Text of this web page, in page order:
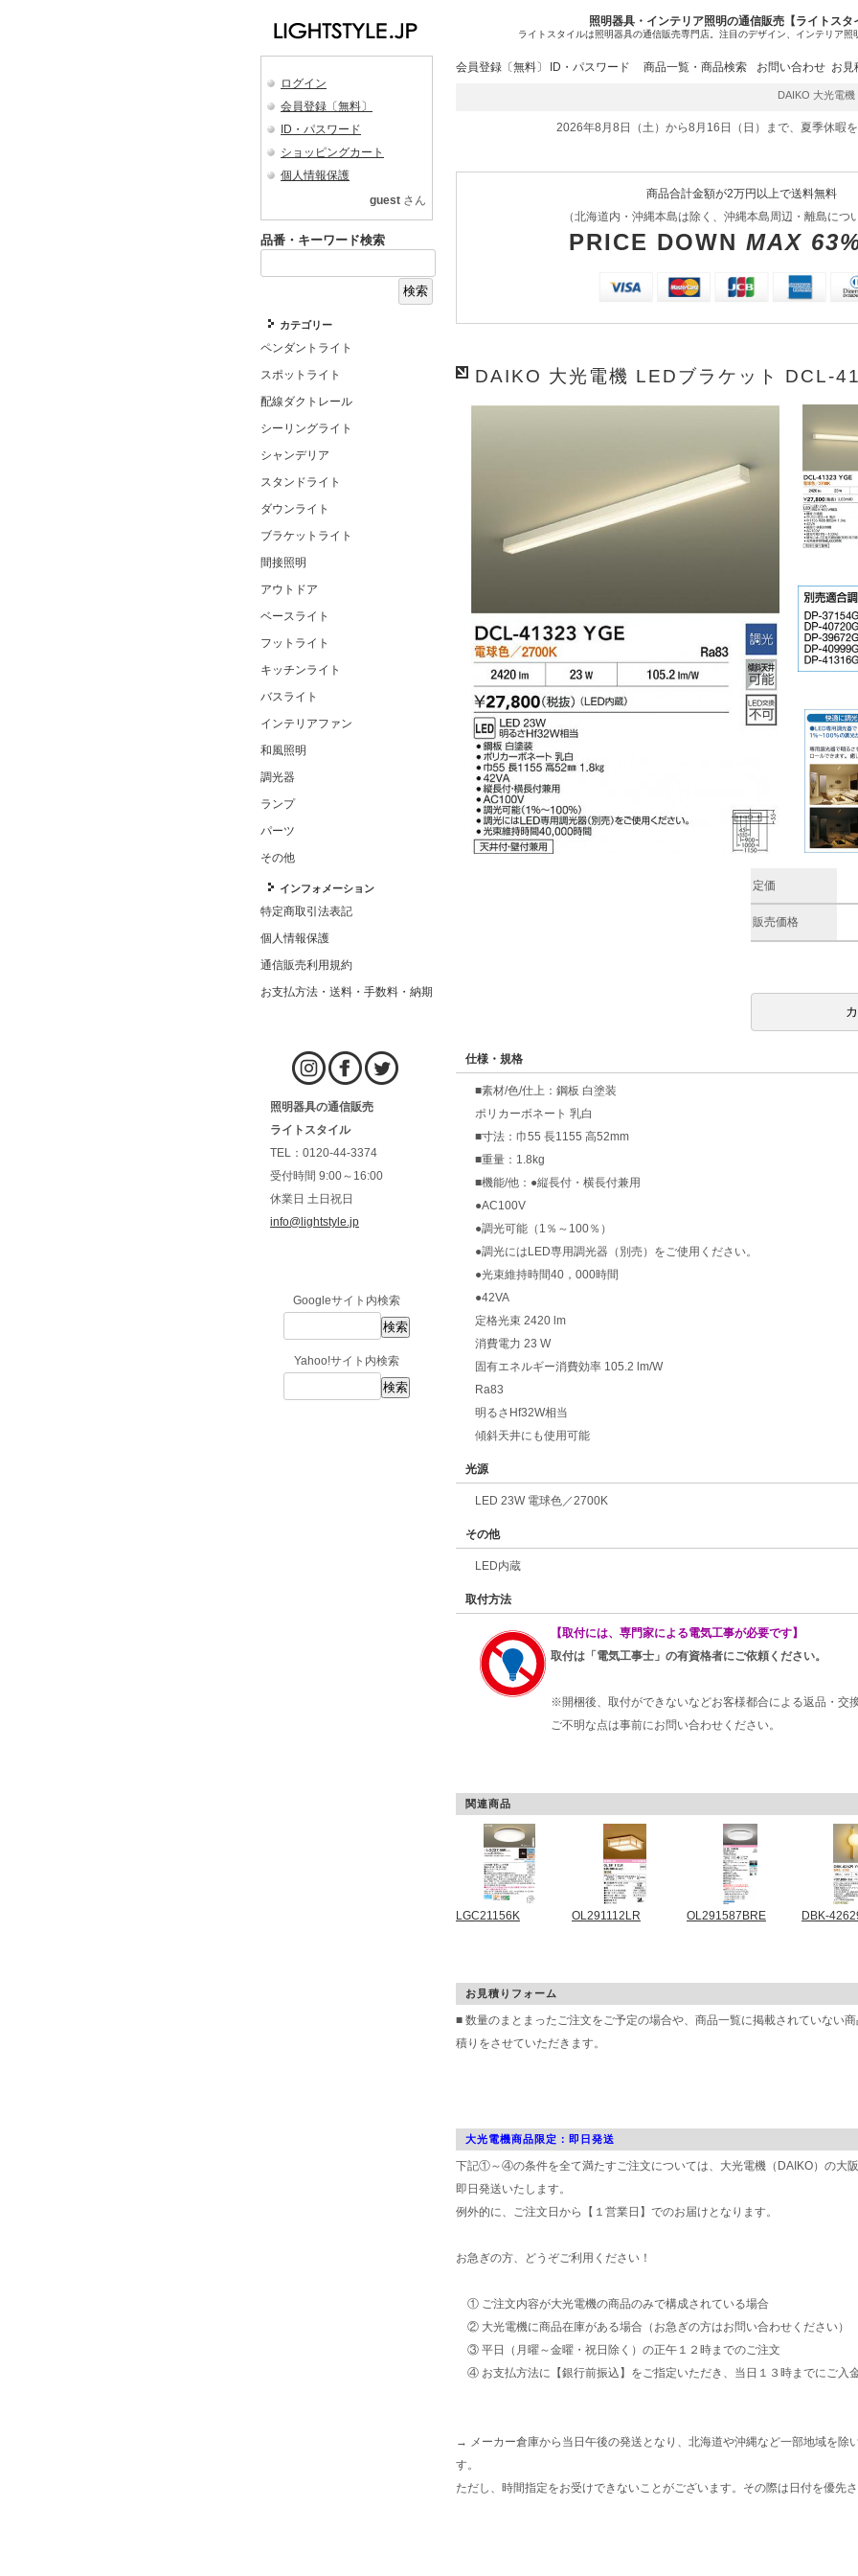
照明器具・インテリア照明の通信販売【ライトスタ
ライトスタイルは照明器具の通信販売専門店。注目のデザイン、インテリア照
ログイン
会員登録〔無料〕
ID・パスワード
ショッピングカート
個人情報保護
guest さん
品番・キーワード検索
カテゴリー
ペンダントライト
スポットライト
配線ダクトレール
シーリングライト
シャンデリア
スタンドライト
ダウンライト
ブラケットライト
間接照明
アウトドア
ベースライト
フットライト
キッチンライト
バスライト
インテリアファン
和風照明
調光器
ランプ
パーツ
その他
インフォメーション
特定商取引法表記
個人情報保護
通信販売利用規約
お支払方法・送料・手数料・納期
照明器具の通信販売
ライトスタイル
TEL：0120-44-3374
受付時間 9:00～16:00
休業日 土日祝日
info@lightstyle.jp
Googleサイト内検索
Yahoo!サイト内検索
会員登録〔無料〕 ID・パスワード 商品一覧・商品検索 お問い合わせ お見
DAIKO 大光電機
2026年8月8日（土）から8月16日（日）まで、夏季休暇
商品合計金額が2万円以上で送料無料
（北海道内・沖縄本島は除く、沖縄本島周辺・離島につ
PRICE DOWN MAX
DAIKO 大光電機 LEDブラケット DCL-
定価
販売価格
仕様・規格
■素材/色/仕上：鋼板 白塗装
ポリカーボネート 乳白
■寸法：巾55 長1155 高52mm
■重量：1.8kg
■機能/他：●縦長付・横長付兼用
●AC100V
●調光可能（1％～100％）
●調光にはLED専用調光器（別売）をご使用ください。
●光束維持時間40，000時間
●42VA
定格光束 2420 lm
消費電力 23 W
固有エネルギー消費効率 105.2 lm/W
Ra83
明るさHf32W相当
傾斜天井にも使用可能
光源
LED 23W 電球色／2700K
その他
LED内蔵
取付方法
【取付には、専門家による電気工事が必要です】
取付は「電気工事士」の有資格者にご依頼ください。
※開梱後、取付ができないなどお客様都合による返品・交
ご不明な点は事前にお問い合わせください。
関連商品
LGC21156K OL291112LR OL291587BRE DBK-
お見積りフォーム
■ 数量のまとまったご注文をご予定の場合や、商品一覧に掲載されていない
積りをさせていただきます。
大光電機商品限定：即日発送
下記①～④の条件を全て満たすご注文については、大光電機（DAIKO）の大阪
即日発送いたします。
例外的に、ご注文日から【１営業日】でのお届けとなります。
お急ぎの方、どうぞご利用ください！
① ご注文内容が大光電機の商品のみで構成されている場合
② 大光電機に商品在庫がある場合（お急ぎの方はお問い合わせください）
③ 平日（月曜～金曜・祝日除く）の正午１２時までのご注文
④ お支払方法に【銀行前振込】をご指定いただき、当日１３時までにご入
→ メーカー倉庫から当日午後の発送となり、北海道や沖縄など一部地域を除
す。
ただし、時間指定をお受けできないことがございます。その際は日付を優先さ